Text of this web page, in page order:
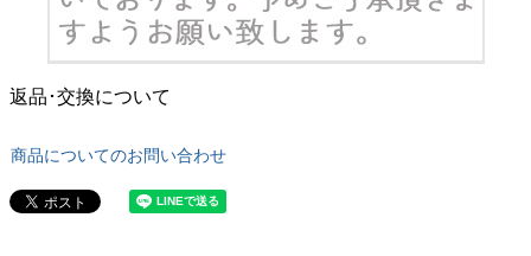
返品･交換について
商品についてのお問い合わせ